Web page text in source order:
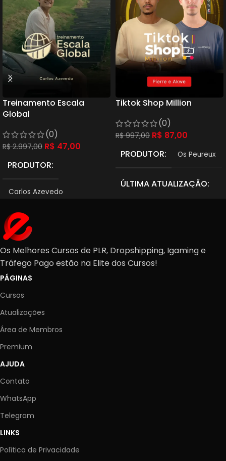
Treinamento Escala
Global
(0)
R$2.997,00 R$ 47,00
PRODUTOR
Carlos Azevedo
ÚLTIMA ATUALIZAÇÃO
08/08/2025
Tiktok Shop Million
(0)
R$997,00 R$ 87,00
PRODUTOR
Os Peureux
ÚLTIMA ATUALIZAÇÃO
Os Melhores Cursos de PLR, Dropshipping, Igaming e
Tráfego Pago estão na Elite dos Cursos!
PÁGINAS
Cursos
Atualizações
Área de Membros
Premium
AJUDA
Contato
WhatsApp
Telegram
LINKS
Política de Privacidade